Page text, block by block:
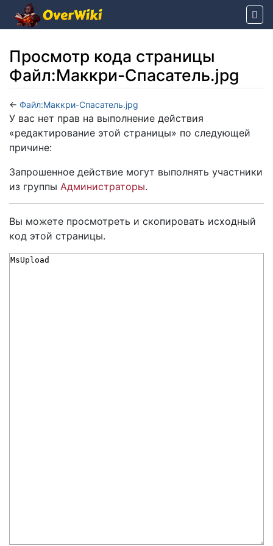
Просмотр кода страницы
Файл:Маккри-Спасатель.jpg
← Файл:Маккри-Спасатель.jpg
Перейти к:навигация,поиск
У вас нет прав на выполнение действия
«редактирование этой страницы» по следующей
причине:
Запрошенное действие могут выполнять участники
из группы Администраторы.
Вы можете просмотреть и скопировать исходный
код этой страницы.